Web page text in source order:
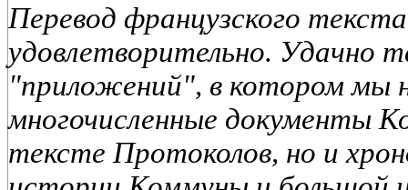
Перевод французского
удовлетворительно. Удачно
"приложений", в котором мы
многочисленные документы
тексте Протоколов, но и